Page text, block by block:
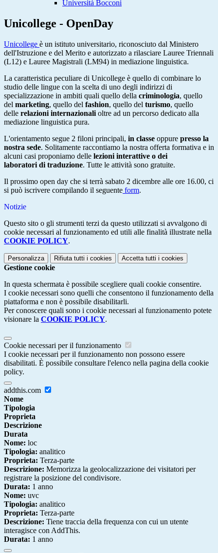
Università Bocconi
Unicollege - OpenDay
Unicollege è un istituto universitario, riconosciuto dal Ministero
dell'Istruzione e del Merito e autorizzato a rilasciare Lauree Triennali
(L12) e Lauree Magistrali (LM94) in mediazione linguistica.
La caratteristica peculiare di Unicollege è quello di combinare lo
studio delle lingue con la scelta di uno degli indirizzi di
specializzazione in ambiti quali quello della criminologia, quello
del marketing, quello del fashion, quello del turismo, quello
delle relazioni internazionali oltre ad un percorso dedicato alla
mediazione linguistica pura.
L'orientamento segue 2 filoni principali, in classe oppure presso la
nostra sede. Solitamente raccontiamo la nostra offerta formativa e in
alcuni casi proponiamo delle lezioni interattive o dei
laboratori di traduzione. Tutte le attività sono gratuite.
Il prossimo open day che si terrà sabato 2 dicembre alle ore 16.00, ci
si può iscrivere compilando il seguente form.
Notizie
Questo sito o gli strumenti terzi da questo utilizzati si avvalgono di
cookie necessari al funzionamento ed utili alle finalità illustrate nella
COOKIE POLICY.
Personalizza Rifiuta tutti i cookies Accetta tutti i cookies
Gestione cookie
In questa schermata è possibile scegliere quali cookie consentire.
I cookie necessari sono quelli che consentono il funzionamento della
piattaforma e non è possibile disabilitarli.
Per conoscere quali sono i cookie necessari al funzionamento potete
visionare la COOKIE POLICY.
Cookie necessari per il funzionamento
I cookie necessari per il funzionamento non possono essere
disabilitati. È possibile consultare l'elenco nella pagina della cookie
policy.
addthis.com
Nome
Tipologia
Proprieta
Descrizione
Durata
Nome: loc
Tipologia: analitico
Proprieta: Terza-parte
Descrizione: Memorizza la geolocalizzazione dei visitatori per
registrare la posizione del condivisore.
Durata: 1 anno
Nome: uvc
Tipologia: analitico
Proprieta: Terza-parte
Descrizione: Tiene traccia della frequenza con cui un utente
interagisce con AddThis.
Durata: 1 anno